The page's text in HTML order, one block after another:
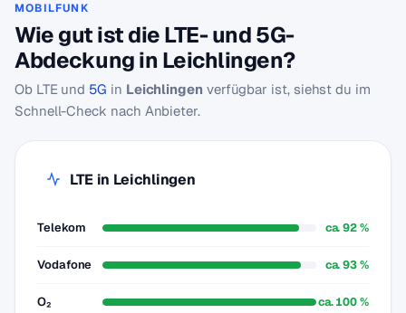
MOBILFUNK
Wie gut ist die LTE- und 5G-
Abdeckung in Leichlingen?
Ob LTE und 5G in Leichlingenverfügbar ist, siehst du im
Schnell-Check nach Anbieter.
LTE in Leichlingen
Telekom ca. 92 %
Vodafone ca. 93 %
O₂ ca. 100 %